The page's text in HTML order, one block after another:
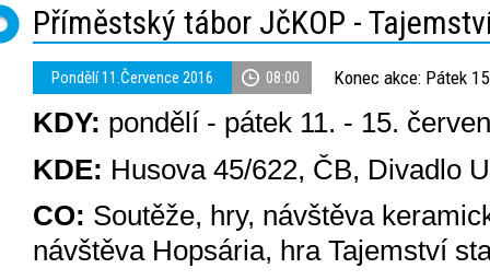
Příměstský tábor JčKOP -
Pondělí 11.Července 2016 08:00 Konec akce: Pátek
KDY: pondělí - pátek 11. - 15.
KDE: Husova 45/622, ČB, Divadlo
CO: Soutěže, hry, návštěva
návštěva Hopsária, hra Tajemství